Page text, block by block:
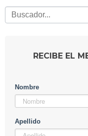
RECIBE EL